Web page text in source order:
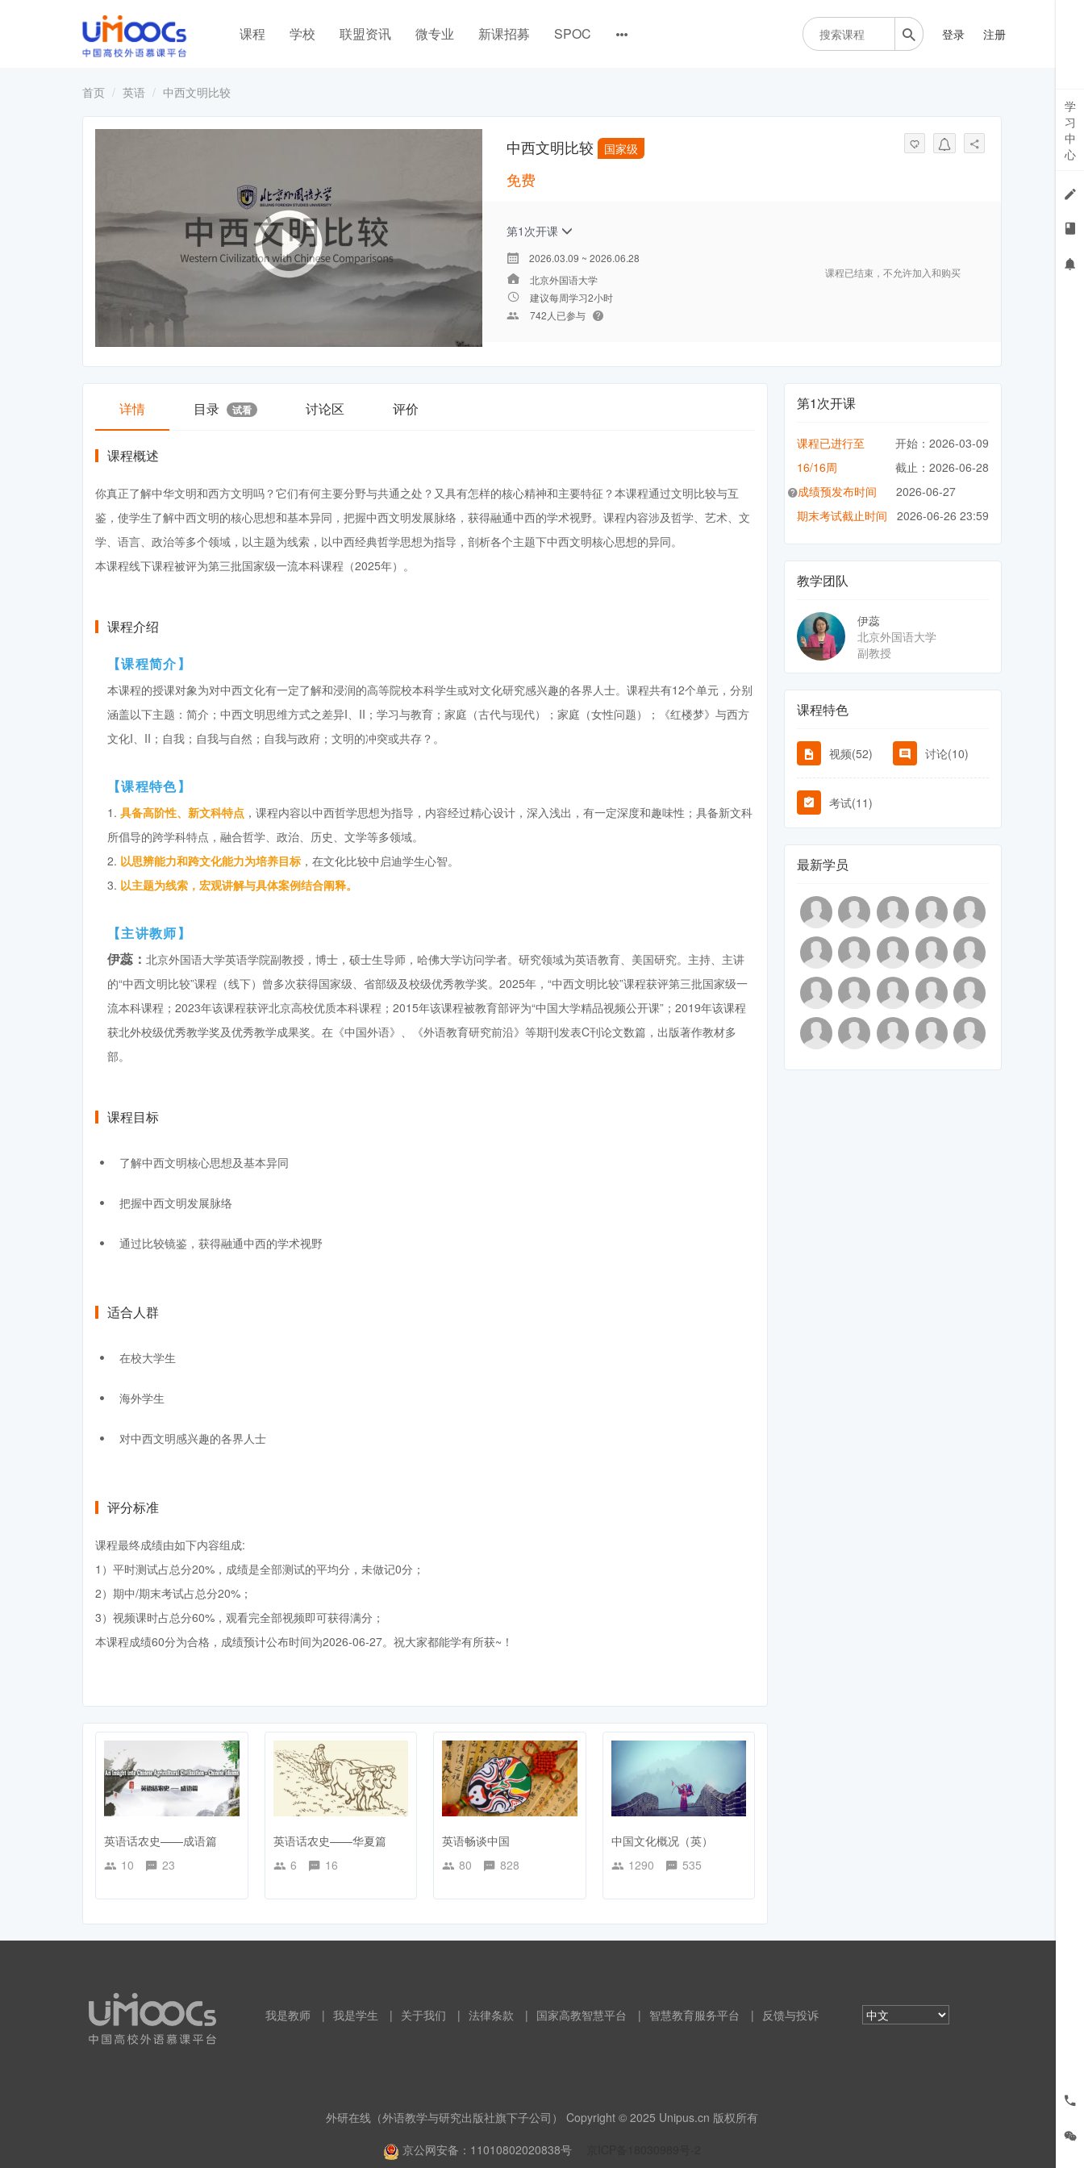
课程 学校 联盟资讯 微专业 新课招募 SPOC 登录 注册
首页 英语 中西文明比较
中西文明比较 国家级
免费
第1次开课
2026.03.09 ~ 2026.06.28
北京外国语大学
建议每周学习2小时
742人已参与
课程已结束，不允许加入和购买
详情 目录 试看 讨论区 评价
课程概述
你真正了解中华文明和西方文明吗？它们有何主要分野与共通之处？又具有怎样的核心精神和主要特征？本课程通过文明比较与互
鉴，使学生了解中西文明的核心思想和基本异同，把握中西文明发展脉络，获得融通中西的学术视野。课程内容涉及哲学、艺术、文
学、语言、政治等多个领域，以主题为线索，以中西经典哲学思想为指导，剖析各个主题下中西文明核心思想的异同。
本课程线下课程被评为第三批国家级一流本科课程（2025年）。
课程介绍
【课程简介】
本课程的授课对象为对中西文化有一定了解和浸润的高等院校本科学生或对文化研究感兴趣的各界人士。课程共有12个单元，分别
涵盖以下主题：简介；中西文明思维方式之差异I、II；学习与教育；家庭（古代与现代）；家庭（女性问题）；《红楼梦》与西方
文化I、II；自我；自我与自然；自我与政府；文明的冲突或共存？。
【课程特色】
1. 具备高阶性、新文科特点 ，课程内容以中西哲学思想为指导，内容经过精心设计，深入浅出，有一定深度和趣味性；具备新文科
所倡导的跨学科特点，融合哲学、政治、历史、文学等多领域。
2. 以思辨能力和跨文化能力为培养目标 ，在文化比较中启迪学生心智。
3. 以主题为线索，宏观讲解与具体案例结合阐释。
【主讲教师】
伊蕊： 北京外国语大学英语学院副教授，博士，硕士生导师，哈佛大学访问学者。研究领域为英语教育、美国研究。主持、主讲
的“中西文明比较”课程（线下）曾多次获得国家级、省部级及校级优秀教学奖。2025年，“中西文明比较”课程获评第三批国家级一
流本科课程；2023年该课程获评北京高校优质本科课程；2015年该课程被教育部评为“中国大学精品视频公开课”；2019年该课程
获北外校级优秀教学奖及优秀教学成果奖。在《中国外语》、《外语教育研究前沿》等期刊发表C刊论文数篇，出版著作教材多
部。
课程目标
了解中西文明核心思想及基本异同
把握中西文明发展脉络
通过比较镜鉴，获得融通中西的学术视野
适合人群
在校大学生
海外学生
对中西文明感兴趣的各界人士
评分标准
课程最终成绩由如下内容组成:
1）平时测试占总分20%，成绩是全部测试的平均分，未做记0分；
2）期中/期末考试占总分20%；
3）视频课时占总分60%，观看完全部视频即可获得满分；
本课程成绩60分为合格，成绩预计公布时间为2026-06-27。祝大家都能学有所获~！
英语话农史——成语篇
10
23
英语话农史——华夏篇
6
16
英语畅谈中国
80
828
中国文化概况（英）
1290
535
第1次开课
开始：2026-03-09
截止：2026-06-28
课程已进行至
16/16周
成绩预发布时间
2026-06-27
期末考试截止时间
2026-06-26 23:59
教学团队
伊蕊
北京外国语大学
副教授
课程特色
视频(52) 讨论(10)
考试(11)
最新学员
我是教师 | 我是学生 | 关于我们 | 法律条款 | 国家高教智慧平台 | 智慧教育服务平台 | 反馈与投诉
外研在线（外语教学与研究出版社旗下子公司） Copyright © 2025 Unipus.cn 版权所有
京公网安备：11010802020838号
学
习
中
心